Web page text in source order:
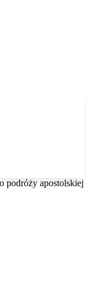
podróży apostolskiej